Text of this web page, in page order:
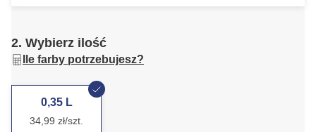
2. Wybierz ilość
Ile farby potrzebujesz?
0,35 L
34,99 zł/szt.